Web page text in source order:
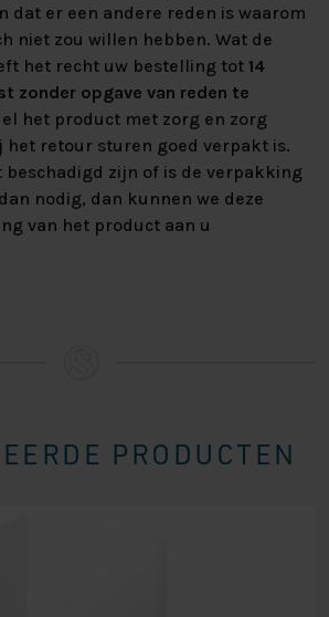
dat er een andere reden is waarom
niet zou willen hebben. Wat de
het recht uw bestelling tot 14
zonder opgave van reden te
het product met zorg en zorg
het retour sturen goed verpakt is.
beschadigd zijn of is de verpakking
nodig, dan kunnen we deze
van het product aan u
PRODUCTEN